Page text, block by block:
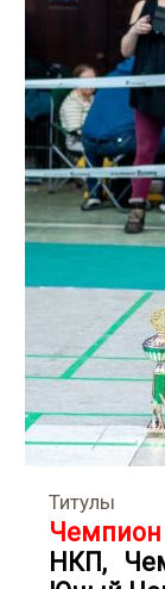
Титулы
НКП,